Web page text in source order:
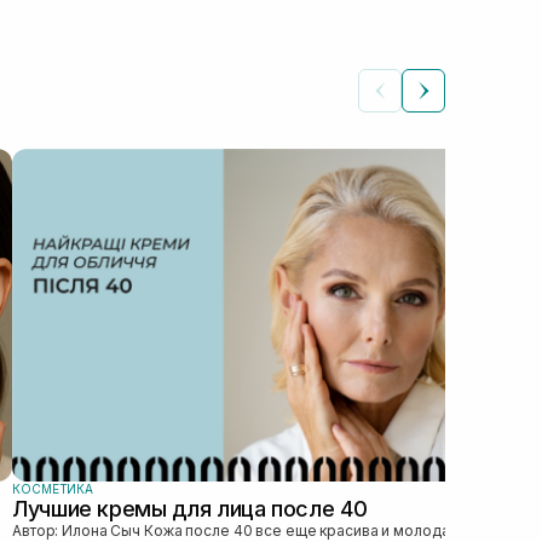
КОСМЕТИКА
Лучшие кремы для лица после 40
Автор: Илона Сыч Кожа после 40 все еще красива и молода, просто